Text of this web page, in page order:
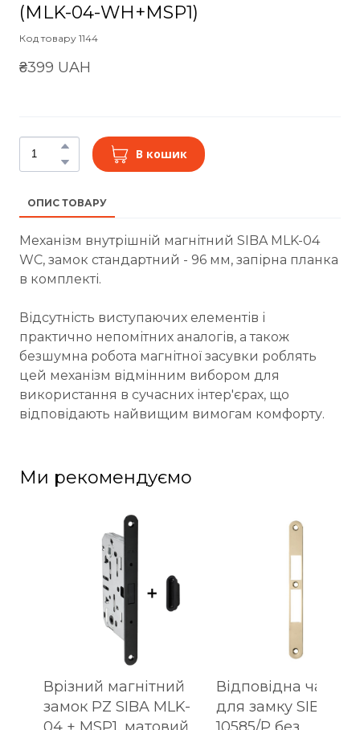
(MLK-04-WH+MSP1)
Код товару 1144
₴399 UAH
В кошик
ОПИС ТОВАРУ
Механізм внутрішній магнітний SIBA MLK-04
WC, замок стандартний - 96 мм, запірна планка
в комплекті.
Відсутність виступаючих елементів і
практично непомітних аналогів, а також
безшумна робота магнітної засувки роблять
цей механізм відмінним вибором для
використання в сучасних інтер'єрах, що
відповідають найвищим вимогам комфорту.
Ми рекомендуємо
Врізний магнітний
замок PZ SIBA MLK-
Відповідна
для замку SIBA